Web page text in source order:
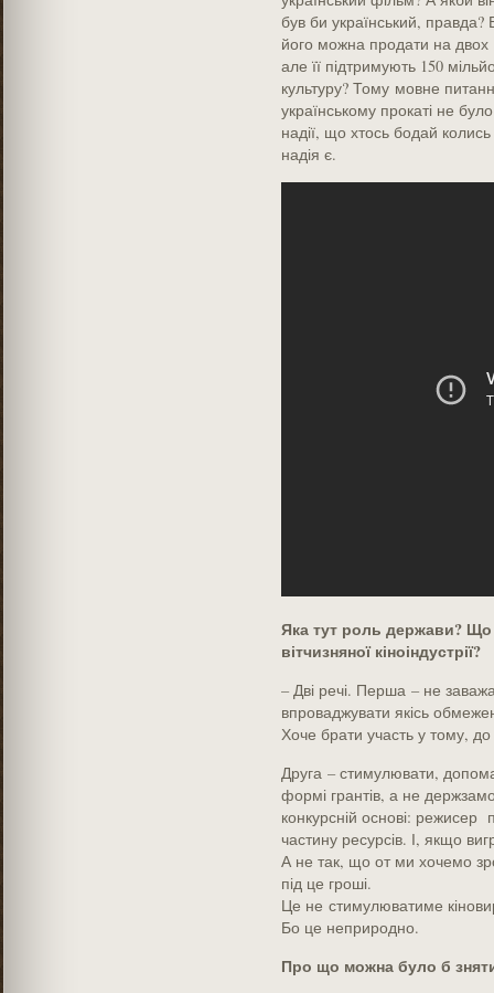
був би український,
його можна продати на двох
але її підтримують 150
культуру? Тому мовне
українському прокаті не
надії, що хтось бодай
надія є.
Яка тут роль держави? Що
вітчизняної кіно­індустрії?
– Дві речі. Перша – не
впроваджувати якісь
Хоче брати участь у тому,
Друга – стимулювати,
формі ­грантів, а не
конкурсній основі: ­режисер
частину ресурсів. І, якщо
А не так, що от ми хочемо
під це гроші.
Це не стимулюватиме
Бо це ­неприродно.
Про що можна було б